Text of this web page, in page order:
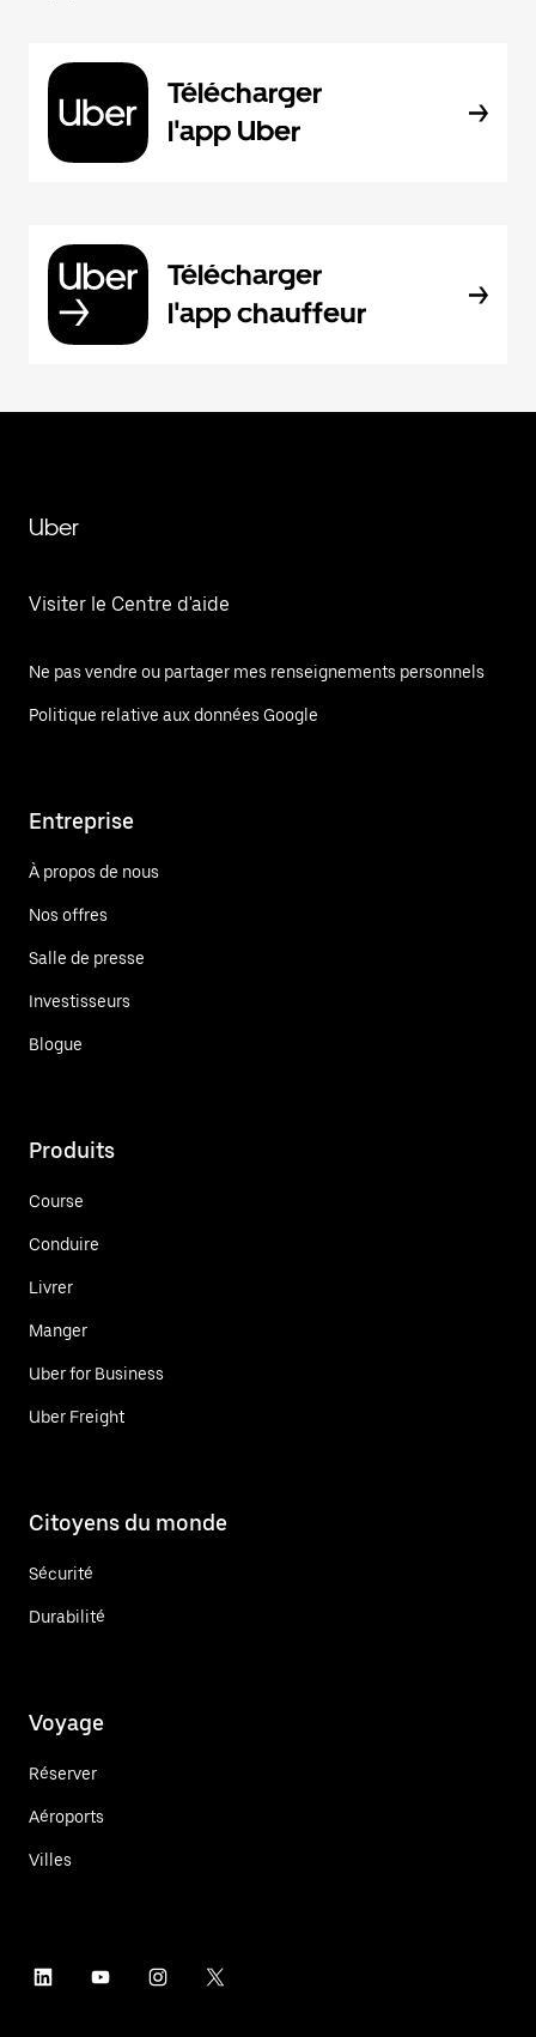
Télécharger
l'app Uber
Télécharger
l'app chauffeur
Uber
Visiter le Centre d'aide
Ne pas vendre ou partager mes renseignements personnels
Politique relative aux données Google
Entreprise
À propos de nous
Nos offres
Salle de presse
Investisseurs
Blogue
Produits
Course
Conduire
Livrer
Manger
Uber for Business
Uber Freight
Citoyens du monde
Sécurité
Durabilité
Voyage
Réserver
Aéroports
Villes